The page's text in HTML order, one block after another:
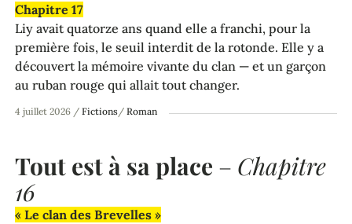
4 juillet 2026 / Fictions/ Roman
Chapitre 17
Liy avait quatorze ans quand elle a franchi, pour la
première fois, le seuil interdit de la rotonde. Elle y a
découvert la mémoire vivante du clan — et un garçon
au ruban rouge qui allait tout changer.
Tout est à sa place – Chapitre
16
« Le clan des Brevelles »